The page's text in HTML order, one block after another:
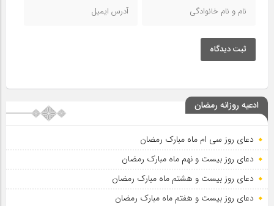
ثبت دیدگاه
ادعیه روزانه رمضان
دعای روز سی ام ماه مبارک رمضان
دعای روز بیست و نهم ماه مبارک رمضان
دعای روز بیست و هشتم ماه مبارک رمضان
دعای روز بیست و هفتم ماه مبارک رمضان